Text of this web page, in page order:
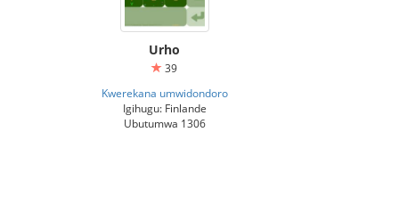
Urho
39
Kwerekana umwidondoro
Igihugu: Finlande
Ubutumwa 1306